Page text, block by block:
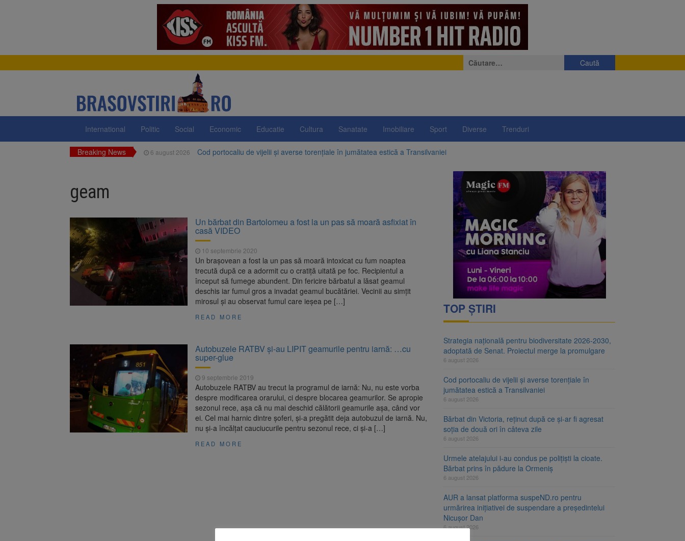
Caută
după:
International Politic Social Economic Educatie Cultura Sanatate Imobiliare Sport Diverse Trenduri
Breaking News 6 august 2026 Cod portocaliu de vijelii și averse torențiale în jumătatea estică a Transilvaniei
Bărbat din Victoria, reținut după ce și-ar fi agresat soția de două ori în câteva zile
Urmele atelajului i-au condus pe polițiști la cioate. Bărbat prins în pădure la Ormeniș
AUR a lansat platforma suspeND.ro pentru urmărirea inițiativei de suspendare a președintelui Nicușor
Dan
6 august 2026
Înalta Curte analizează dosarul lui Călin Georgescu și Horațiu Potra. Judecătorii decid dacă începe
procesul
6 august 2026 Strategia națională pentru biodiversitate 2026-2030, adoptată de Senat. Proiectul merge la promulgare
geam
Un bărbat din Bartolomeu a fost la un pas să moară asfixiat în
casă VIDEO
10 septembrie 2020
Un brașovean a fost la un pas să moară intoxicat cu fum noaptea
trecută după ce a adormit cu o cratiță uitată pe foc. Recipientul a
început să fumege abundent. Din fericire bărbatul a lăsat geamul
deschis iar fumul gros a invadat geamul bucătăriei. Vecinii au simțit
mirosul și au observat fumul care ieșea pe […]
READ MORE
Autobuzele RATBV și-au LIPIT geamurile pentru iarnă: …cu
super-glue
9 septembrie 2019
Autobuzele RATBV au trecut la programul de iarnă: Nu, nu este vorba
despre modificarea orarului, ci despre blocarea geamurilor. Se apropie
sezonul rece, așa că nu mai deschid călătorii geamurile așa, când vor
ei. Cel mai harnic dintre șoferi, și-a pregătit deja autobuzul de iarnă. Nu,
nu și-a încălțat cauciucurile pentru sezonul rece, ci și-a […]
READ MORE
TOP ȘTIRI
Strategia națională pentru biodiversitate 2026-2030,
adoptată de Senat. Proiectul merge la promulgare
6 august 2026
Cod portocaliu de vijelii și averse torențiale în
jumătatea estică a Transilvaniei
6 august 2026
Bărbat din Victoria, reținut după ce și-ar fi agresat
soția de două ori în câteva zile
6 august 2026
Urmele atelajului i-au condus pe polițiști la cioate.
Bărbat prins în pădure la Ormeniș
6 august 2026
AUR a lansat platforma suspeND.ro pentru
urmărirea inițiativei de suspendare a președintelui
Nicușor Dan
6 august 2026